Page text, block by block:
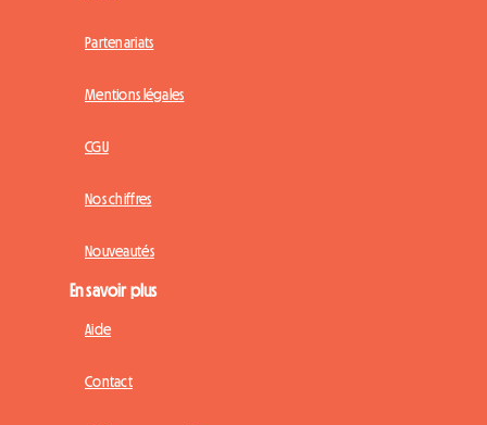
Partenariats
Mentions légales
CGU
Nos chiffres
Nouveautés
En savoir plus
Aide
Contact